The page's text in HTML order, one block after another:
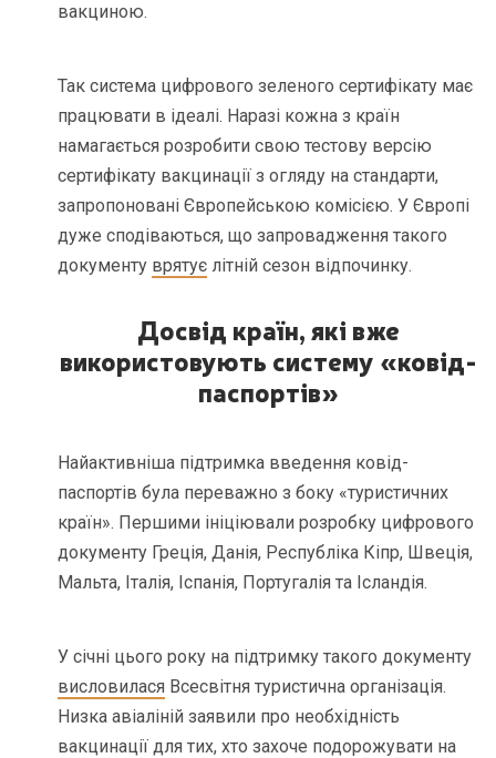
вакциною.
Так система цифрового зеленого сертифікату має
працювати в ідеалі. Наразі кожна з країн
намагається розробити свою тестову версію
сертифікату вакцинації з огляду на стандарти,
запропоновані Європейською комісією. У Європі
дуже сподіваються, що запровадження такого
документу врятує літній сезон відпочинку.
Досвід країн, які вже
використовують систему «ковід-
паспортів»
Найактивніша підтримка введення ковід-
паспортів була переважно з боку «туристичних
країн». Першими ініціювали розробку цифрового
документу Греція, Данія, Республіка Кіпр, Швеція,
Мальта, Італія, Іспанія, Португалія та Ісландія.
У січні цього року на підтримку такого документу
висловилася Всесвітня туристична організація.
Низка авіаліній заявили про необхідність
вакцинації для тих, хто захоче подорожувати на